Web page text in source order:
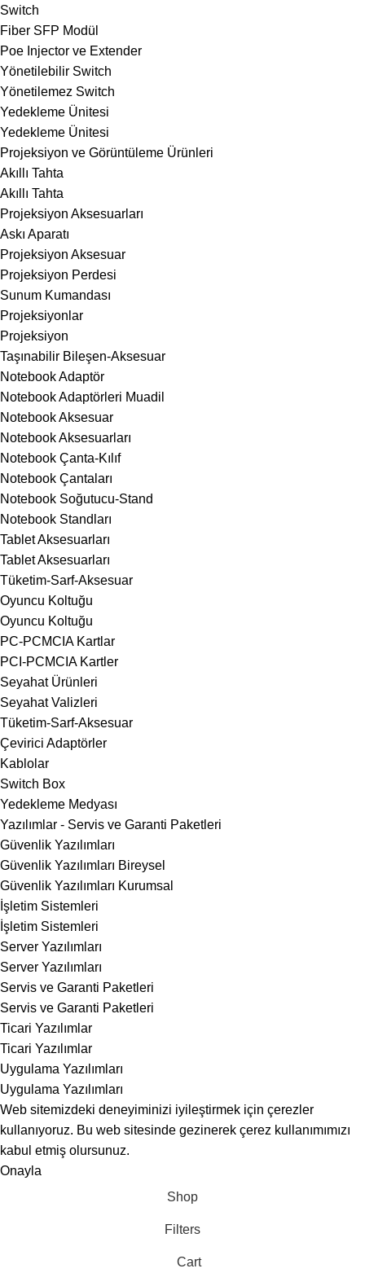
Switch
Fiber SFP Modül
Poe Injector ve Extender
Yönetilebilir Switch
Yönetilemez Switch
Yedekleme Ünitesi
Yedekleme Ünitesi
Projeksiyon ve Görüntüleme Ürünleri
Akıllı Tahta
Akıllı Tahta
Projeksiyon Aksesuarları
Askı Aparatı
Projeksiyon Aksesuar
Projeksiyon Perdesi
Sunum Kumandası
Projeksiyonlar
Projeksiyon
Taşınabilir Bileşen-Aksesuar
Notebook Adaptör
Notebook Adaptörleri Muadil
Notebook Aksesuar
Notebook Aksesuarları
Notebook Çanta-Kılıf
Notebook Çantaları
Notebook Soğutucu-Stand
Notebook Standları
Tablet Aksesuarları
Tablet Aksesuarları
Tüketim-Sarf-Aksesuar
Oyuncu Koltuğu
Oyuncu Koltuğu
PC-PCMCIA Kartlar
PCI-PCMCIA Kartler
Seyahat Ürünleri
Seyahat Valizleri
Tüketim-Sarf-Aksesuar
Çevirici Adaptörler
Kablolar
Switch Box
Yedekleme Medyası
Yazılımlar - Servis ve Garanti Paketleri
Güvenlik Yazılımları
Güvenlik Yazılımları Bireysel
Güvenlik Yazılımları Kurumsal
İşletim Sistemleri
İşletim Sistemleri
Server Yazılımları
Server Yazılımları
Servis ve Garanti Paketleri
Servis ve Garanti Paketleri
Ticari Yazılımlar
Ticari Yazılımlar
Uygulama Yazılımları
Uygulama Yazılımları
Web sitemizdeki deneyiminizi iyileştirmek için çerezler
kullanıyoruz. Bu web sitesinde gezinerek çerez kullanımımızı
kabul etmiş olursunuz.
Onayla
Shop
Filters
Cart